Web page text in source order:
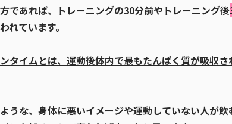
であれば、トレーニングの30分前やトレーニング後
れています。
タイムとは、運動後体内で最もたんぱく質が吸収さ
うな、身体に悪いイメージや運動していない人が